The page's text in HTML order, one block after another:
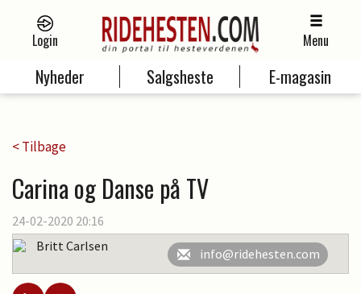
Login Menu
Nyheder Salgsheste E-magasin
< Tilbage
Carina og Danse på TV
24-02-2020 20:16
Britt Carlsen
info@ridehesten.com